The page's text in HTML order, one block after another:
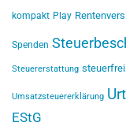
kompakt Play
Spenden
Steuererstattung steuerfrei
Umsatzsteuererklärung
EStG